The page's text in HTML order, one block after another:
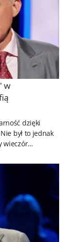
w
dzięki
był to jednak
wieczór